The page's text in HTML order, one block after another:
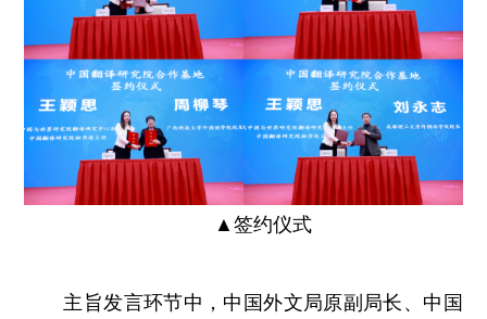
▲ 签约仪式
主旨发言环节中，中国外文局原副局长、中国